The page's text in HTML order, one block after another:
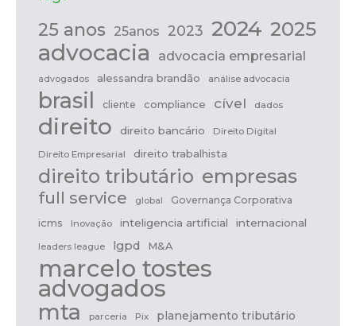
25 anos 25anos 2023 2024 2025
advocacia advocacia empresarial
advogados alessandra brandão análise advocacia
brasil cliente compliance cível dados
direito direito bancário Direito Digital
Direito Empresarial direito trabalhista
direito tributário empresas
full service global Governança Corporativa
icms Inovação inteligencia artificial internacional
leaders league lgpd M&A
marcelo tostes
advogados
mta parceria Pix
planejamento tributário